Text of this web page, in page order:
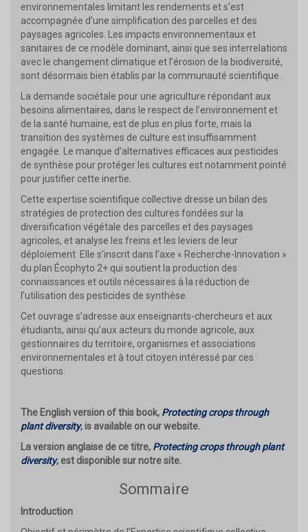
environnementales limitant les rendements et s’est
accompagnée d’une simplification des parcelles et des
paysages agricoles. Les impacts environnementaux et
sanitaires de ce modèle dominant, ainsi que ses interrelations
avec le changement climatique et l’érosion de la biodiversité,
sont désormais bien établis par la communauté scientifique.
La demande sociétale pour une agriculture répondant aux
besoins alimentaires, dans le respect de l’environnement et
de la santé humaine, est de plus en plus forte, mais la
transition des systèmes de culture est insuffisamment
engagée. Le manque d’alternatives efficaces aux pesticides
de synthèse pour protéger les cultures est notamment pointé
pour justifier cette inertie.
Cette expertise scientifique collective dresse un bilan des
stratégies de protection des cultures fondées sur la
diversification végétale des parcelles et des paysages
agricoles, et analyse les freins et les leviers de leur
déploiement. Elle s’inscrit dans l’axe « Recherche-Innovation »
du plan Écophyto 2+ qui soutient la production des
connaissances et outils nécessaires à la réduction de
l’utilisation des pesticides de synthèse.
Cet ouvrage s’adresse aux enseignants-chercheurs et aux
étudiants, ainsi qu’aux acteurs du monde agricole, aux
gestionnaires du territoire, organismes et associations
environnementales et à tout citoyen intéressé par ces
questions.
The English version of this book, Protecting crops through
plant diversity, is available on our website.
La version anglaise de ce titre, Protecting crops through plant
diversity, est disponible sur notre site.
Sommaire
Introduction